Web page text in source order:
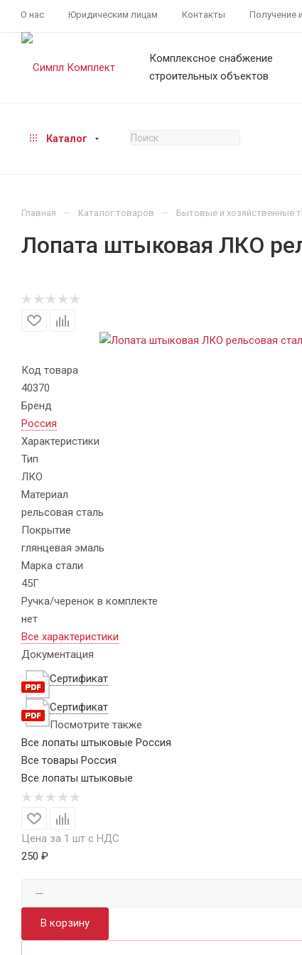
О нас Юридическим лицам Контакты Получение
Комплексное снабжение
строительных объектов
Каталог
Главная — Каталог товаров — Бытовые и хозяйственные
Лопата штыковая ЛКО
Код товара
40370
Бренд
Россия
Характеристики
Тип
ЛКО
Материал
рельсовая сталь
Покрытие
глянцевая эмаль
Марка стали
45Г
Ручка/черенок в комплекте
нет
Все характеристики
Документация
Сертификат
Сертификат
Посмотрите также
Все лопаты штыковые Россия
Все товары Россия
Все лопаты штыковые
Цена за 1 шт с НДС
250 ₽
В корзину